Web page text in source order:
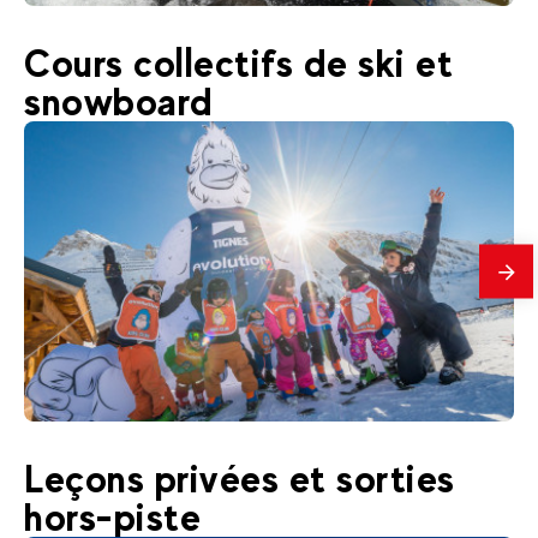
RAFTING | Landry & Bourg-Saint-
Maurice
Dès 48€
Cours collectifs de ski et
snowboard
YETI CLUB | Cours collectifs de ski
enfants débutants 2,5 à 12 ans
Dès299€
En
plus
Leçons privées et sorties
hors-piste